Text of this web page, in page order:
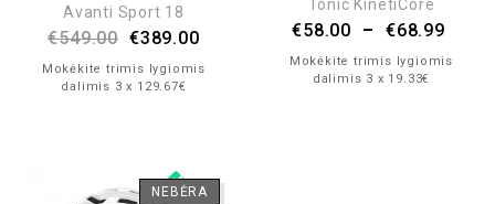
Avanti Sport 18
€549.00 €389.00
Mokėkite trimis lygiomis
dalimis 3 x 129.67€
Tonic KinetiCore
€58.00 – €68.99
Mokėkite trimis lygiomis
dalimis 3 x 19.33€
NEBĖRA